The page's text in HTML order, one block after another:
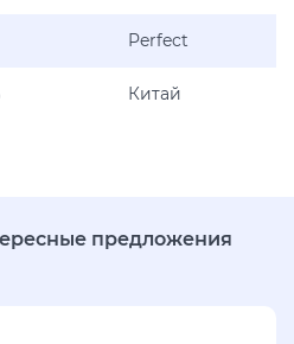
Perfect
Китай
предложения